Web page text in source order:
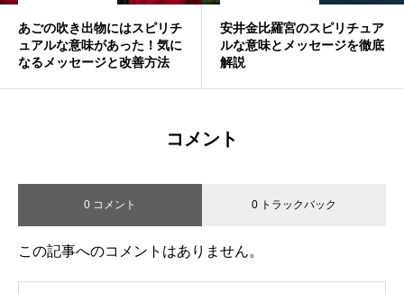
あごの吹き出物にはスピリチ
ュアルな意味があった！気に
なるメッセージと改善方法
安井金比羅宮のスピリチュア
ルな意味とメッセージを徹底
解説
コメント
0 コメント 0 トラックバック
この記事へのコメントはありません。